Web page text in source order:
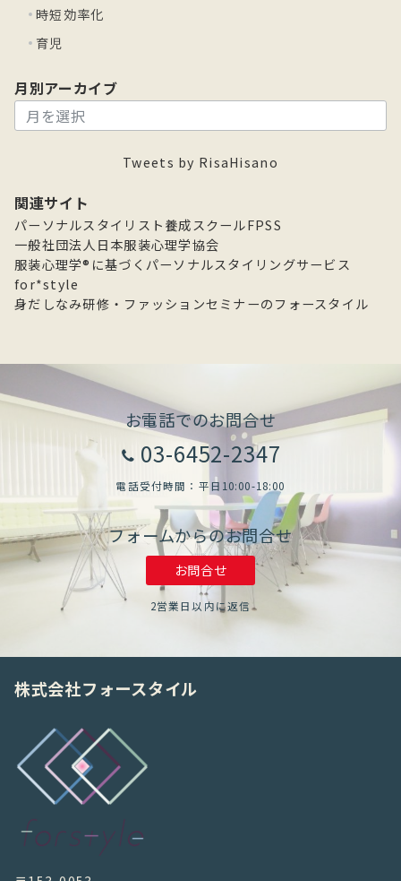
時短効率化
育児
月別アーカイブ
別
イ
ブ
Tweets by RisaHisano
関連サイト
パーソナルスタイリスト養成スクールFPSS
一般社団法人日本服装心理学協会
服装心理学®に基づくパーソナルスタイリングサービス
for*style
身だしなみ研修・ファッションセミナーのフォースタイル
お電話でのお問合せ
03-6452-2347
電話受付時間：平日10:00-18:00
フォームからのお問合せ
お問合せ
2営業日以内に返信
株式会社フォースタイル